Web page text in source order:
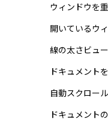
ウィンドウを
開いているウ
線の太さビュ
ドキュメント
自動スクロール
ドキュメント